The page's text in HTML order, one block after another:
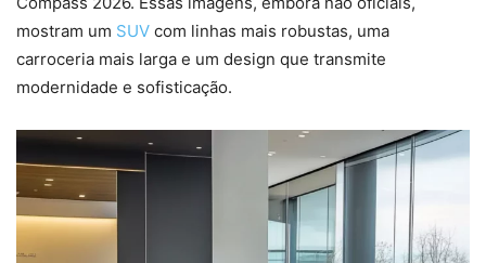
mostram um SUV com linhas mais robustas, uma
carroceria mais larga e um design que transmite
modernidade e sofisticação.